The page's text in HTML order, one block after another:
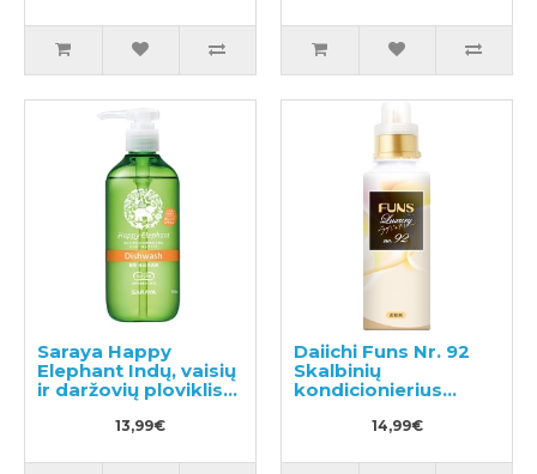
Saraya Happy
Elephant Indų, vaisių
ir daržovių ploviklis
13,99€
Daiichi Funs Nr. 92
Skalbinių
kondicionierius
14,99€